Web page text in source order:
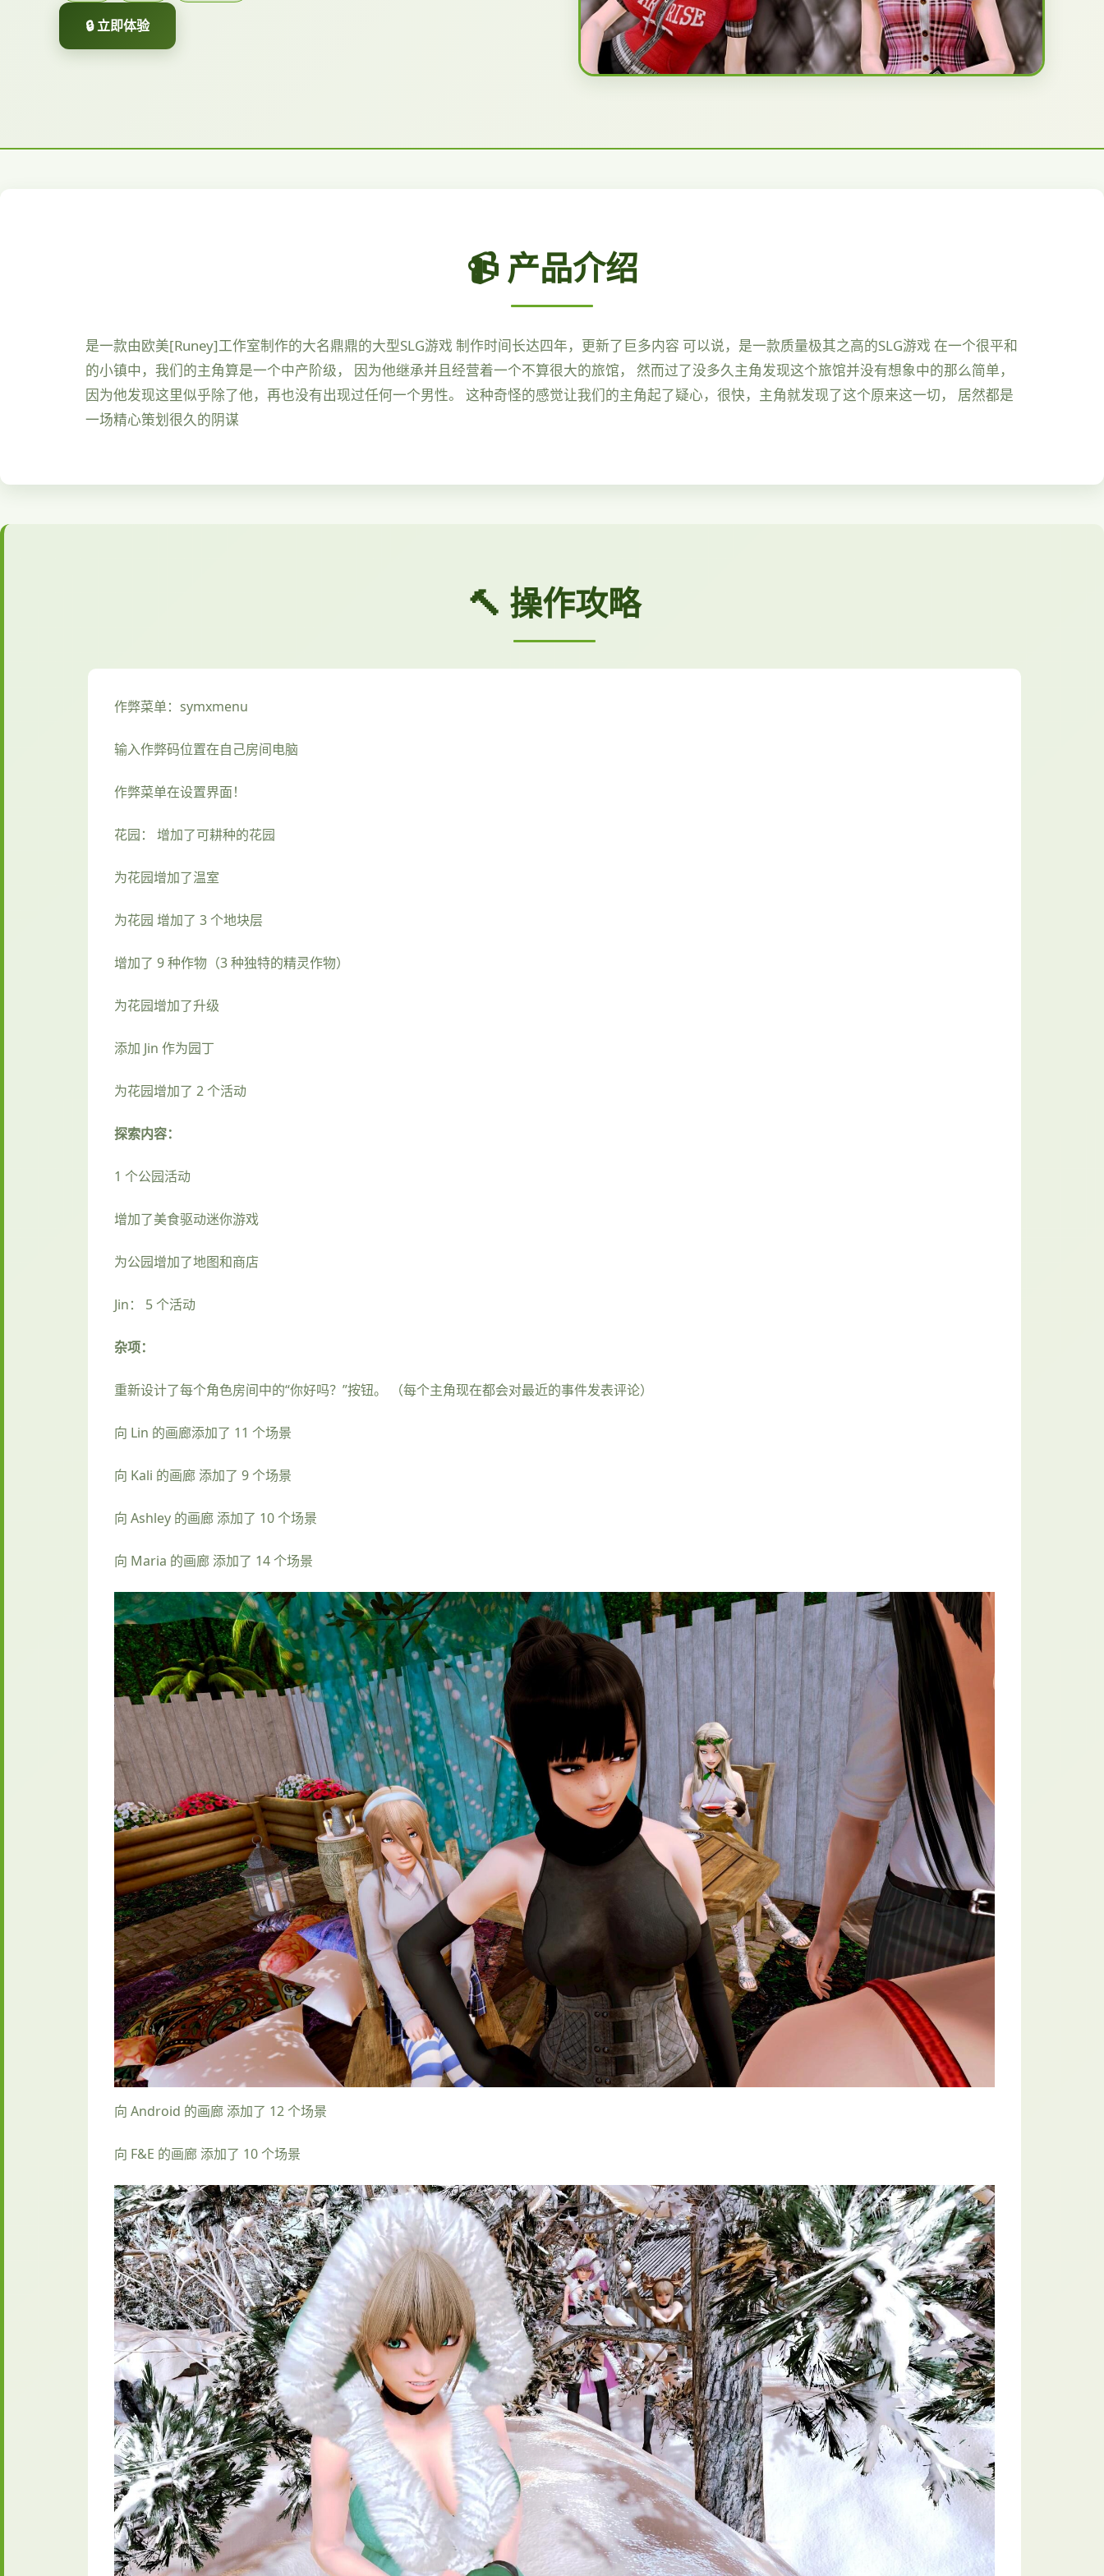
🔒 立即体验
📹 产品介绍
是一款由欧美[Runey]工作室制作的大名鼎鼎的大型SLG游戏 制作时间长达四年，更新了巨多内容 可以说，是一款质量极其之高的SLG游戏 在一个很平和
的小镇中，我们的主角算是一个中产阶级， 因为他继承并且经营着一个不算很大的旅馆， 然而过了没多久主角发现这个旅馆并没有想象中的那么简单，
因为他发现这里似乎除了他，再也没有出现过任何一个男性。 这种奇怪的感觉让我们的主角起了疑心，很快，主角就发现了这个原来这一切， 居然都是
一场精心策划很久的阴谋
🔨 操作攻略
作弊菜单：symxmenu
输入作弊码位置在自己房间电脑
作弊菜单在设置界面！
花园： 增加了可耕种的花园
为花园增加了温室
为花园 增加了 3 个地块层
增加了 9 种作物（3 种独特的精灵作物）
为花园增加了升级
添加 Jin 作为园丁
为花园增加了 2 个活动
探索内容：
1 个公园活动
增加了美食驱动迷你游戏
为公园增加了地图和商店
Jin： 5 个活动
杂项：
重新设计了每个角色房间中的“你好吗？”按钮。 （每个主角现在都会对最近的事件发表评论）
向 Lin 的画廊添加了 11 个场景
向 Kali 的画廊 添加了 9 个场景
向 Ashley 的画廊 添加了 10 个场景
向 Maria 的画廊 添加了 14 个场景
向 Android 的画廊 添加了 12 个场景
向 F&E 的画廊 添加了 10 个场景